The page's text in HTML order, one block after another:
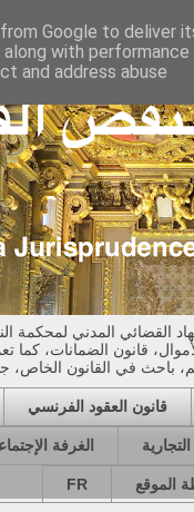
القضائي المدني لمحكمة
قانون الضمانات،
الخاص، جامعة باريس 1،
قانون العقود الفرنسي
الغرفة
الموقع FR
Google to deliver
along with
and address abuse.